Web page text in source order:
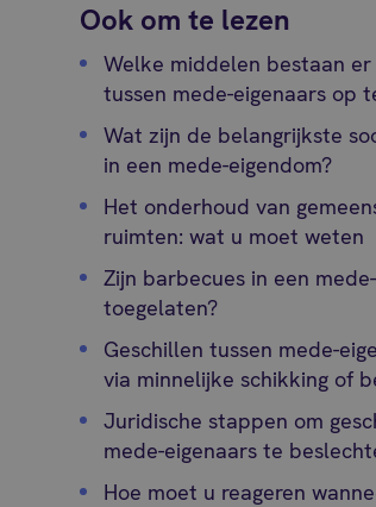
Ook om te lezen
Welke middelen bestaan er
tussen mede-eigenaars op
Wat zijn de belangrijkste
in een mede-eigendom?
Het onderhoud van
ruimten: wat u moet weten
Zijn barbecues in een
toegelaten?
Geschillen tussen mede-
via minnelijke schikking of
Juridische stappen om
mede-eigenaars te
Hoe moet u reageren